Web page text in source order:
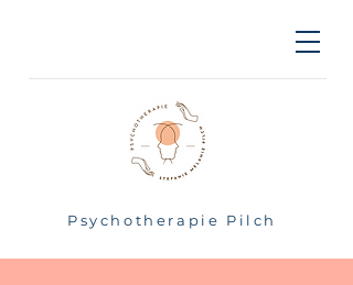
Psychotherapie Pilch